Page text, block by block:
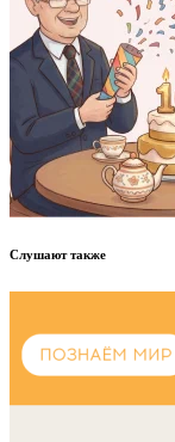
Слушают также